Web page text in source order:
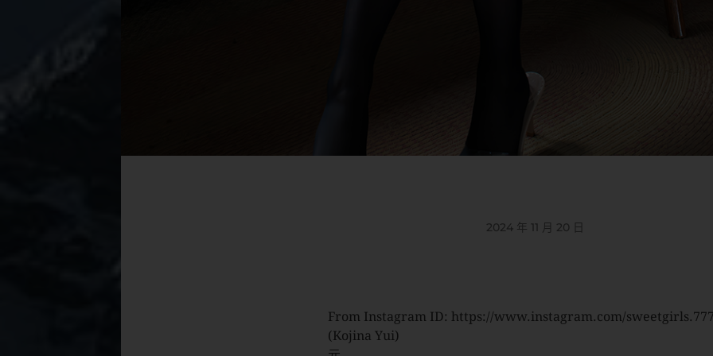
2024 年 11 月 20 日
From Instagram ID: https://www.instagram.com/
(Kojina Yui)